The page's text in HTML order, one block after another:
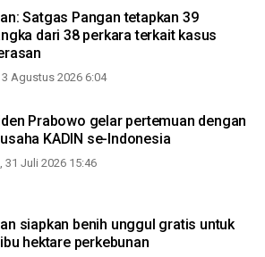
Satgas Pangan tetapkan 39
dari 38 perkara terkait kasus
3 Agustus 2026 6:04
Prabowo gelar pertemuan dengan
KADIN se-Indonesia
31 Juli 2026 15:46
siapkan benih unggul gratis untuk
hektare perkebunan